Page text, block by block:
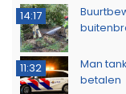
14:17
11:32
Man
betalen